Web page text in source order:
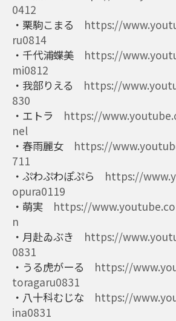
0412
・栗駒こまる https://
ru0814
・千代浦蝶美 https://
mi0812
・我部りえる https://
830
・エトラ https://
nel
・春雨麗女 https://
711
・ぷわぷわぽぷら https://
opura0119
・萌実 https://
n
・月赴ゐぶき https://
0831
・うる虎がーる https://
toragaru0831
・八十科むじな https://
ina0831